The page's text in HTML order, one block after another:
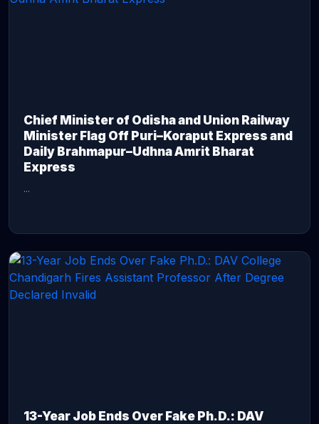
Chief Minister of Odisha and Union Railway
Minister Flag Off Puri–Koraput Express and
Daily Brahmapur–Udhna Amrit Bharat
Express
...
13-Year Job Ends Over Fake Ph.D.: DAV